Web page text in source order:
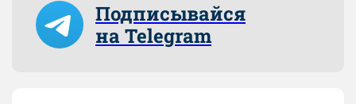
Подписывайся
на Telegram